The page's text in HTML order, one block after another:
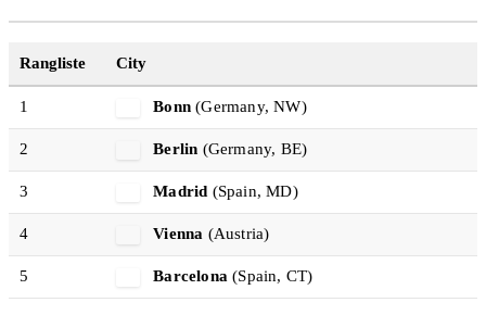
Rangliste City
1 Bonn (Germany, NW)
2 Berlin (Germany, BE)
3 Madrid (Spain, MD)
4 Vienna (Austria)
5 Barcelona (Spain, CT)